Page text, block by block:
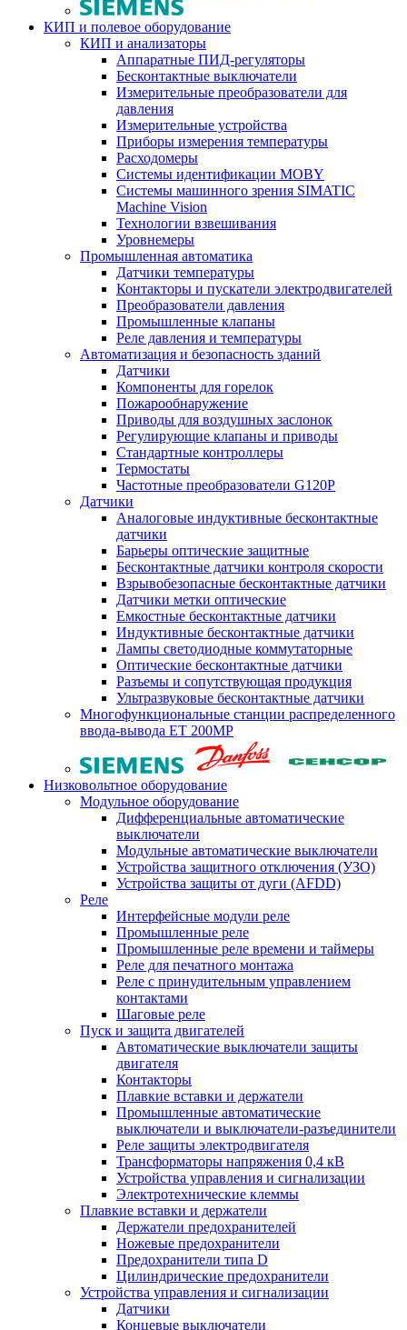
КИП и полевое оборудование
КИП и анализаторы
Аппаратные ПИД-регуляторы
Бесконтактные выключатели
Измерительные преобразователи для
давления
Измерительные устройства
Приборы измерения температуры
Расходомеры
Системы идентификации MOBY
Системы машинного зрения SIMATIC
Machine Vision
Технологии взвешивания
Уровнемеры
Промышленная автоматика
Датчики температуры
Контакторы и пускатели электродвигателей
Преобразователи давления
Промышленные клапаны
Реле давления и температуры
Автоматизация и безопасность зданий
Датчики
Компоненты для горелок
Пожарообнаружение
Приводы для воздушных заслонок
Регулирующие клапаны и приводы
Стандартные контроллеры
Термостаты
Частотные преобразователи G120P
Датчики
Аналоговые индуктивные бесконтактные
датчики
Барьеры оптические защитные
Бесконтактные датчики контроля скорости
Взрывобезопасные бесконтактные датчики
Датчики метки оптические
Емкостные бесконтактные датчики
Индуктивные бесконтактные датчики
Лампы светодиодные коммутаторные
Оптические бесконтактные датчики
Разъемы и сопутствующая продукция
Ультразвуковые бесконтактные датчики
Многофункциональные станции распределенного
ввода-вывода ET 200MP
Низковольтное оборудование
Модульное оборудование
Дифференциальные автоматические
выключатели
Модульные автоматические выключатели
Устройства защитного отключения (УЗО)
Устройства защиты от дуги (AFDD)
Реле
Интерфейсные модули реле
Промышленные реле
Промышленные реле времени и таймеры
Реле для печатного монтажа
Реле с принудительным управлением
контактами
Шаговые реле
Пуск и защита двигателей
Автоматические выключатели защиты
двигателя
Контакторы
Плавкие вставки и держатели
Промышленные автоматические
выключатели и выключатели-разъединители
Реле защиты электродвигателя
Трансформаторы напряжения 0,4 кВ
Устройства управления и сигнализации
Электротехнические клеммы
Плавкие вставки и держатели
Держатели предохранителей
Ножевые предохранители
Предохранители типа D
Цилиндрические предохранители
Устройства управления и сигнализации
Датчики
Концевые выключатели